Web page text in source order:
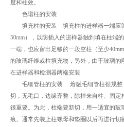
度和柱效。
色谱柱的安装
填充柱的安装 填充柱的进样器一端应
50mm），以防插入的进样器触到填在柱端
一端，也应留出足够的一段空柱（至少
的玻璃纤维或柱填充物，另外，由于玻璃
在进样器和检测器两端安装
毛细管柱的安装 熔融毛细管柱很规整
切，无毛口，边缘齐整，除掉来自柱、固
很重要。为此，柱端要新切，用一适宜的玻
痕。通常先装上柱螺母和垫圈以后再进行